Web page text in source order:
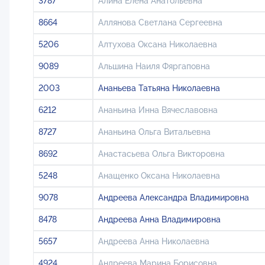
8664 Аллянова Светлана Сергеевна
5206 Алтухова Оксана Николаевна
9089 Альшина Наиля Фяргаповна
2003 Ананьева Татьяна Николаевна
6212 Ананьина Инна Вячеславовна
8727 Ананьина Ольга Витальевна
8692 Анастасьева Ольга Викторовна
5248 Анащенко Оксана Николаевна
9078 Андреева Александра Владимировна
8478 Андреева Анна Владимировна
5657 Андреева Анна Николаевна